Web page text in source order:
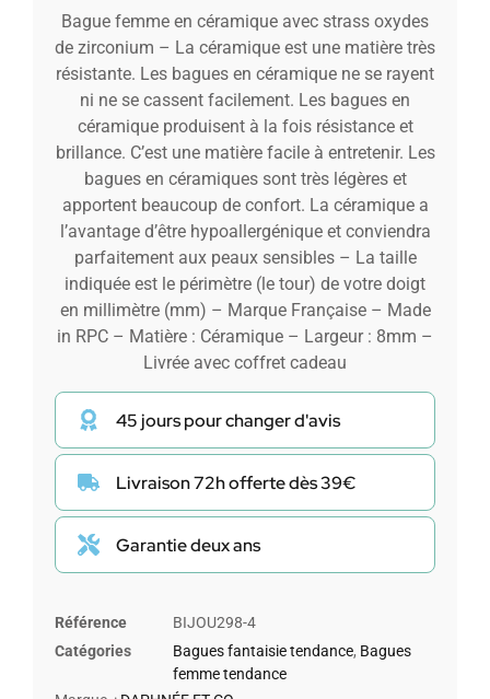
Bague femme en céramique avec strass oxydes
de zirconium – La céramique est une matière très
résistante. Les bagues en céramique ne se rayent
ni ne se cassent facilement. Les bagues en
céramique produisent à la fois résistance et
brillance. C’est une matière facile à entretenir. Les
bagues en céramiques sont très légères et
apportent beaucoup de confort. La céramique a
l’avantage d’être hypoallergénique et conviendra
parfaitement aux peaux sensibles – La taille
indiquée est le périmètre (le tour) de votre doigt
en millimètre (mm) – Marque Française – Made
in RPC – Matière : Céramique – Largeur : 8mm –
Livrée avec coffret cadeau
45 jours pour changer d'avis
Livraison 72h offerte dès 39€
Garantie deux ans
Référence
BIJOU298-4
Catégories
Bagues fantaisie tendance, Bagues
femme tendance